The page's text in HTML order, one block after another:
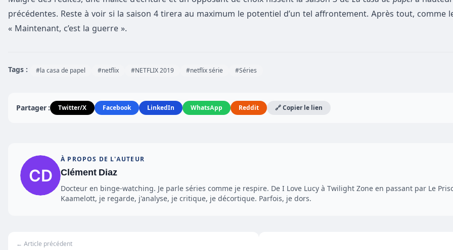
précédentes. Reste à voir si la saison 4 tirera au maximum le potentiel d’un tel affrontement. Après tout, comme
« Maintenant, c’est la guerre ».
Tags : #la casa de papel #netflix #NETFLIX 2019 #netflix série #Séries
Partager : Twitter/X Facebook LinkedIn WhatsApp Reddit 🔗 Copier le lien
À PROPOS DE L'AUTEUR
Clément Diaz
Docteur en binge-watching. Je parle séries comme je respire. De I Love Lucy à Twilight Zone en passant par Le
Kaamelott, je regarde, j'analyse, je critique, je décortique. Parfois, je dors.
← Article précédent